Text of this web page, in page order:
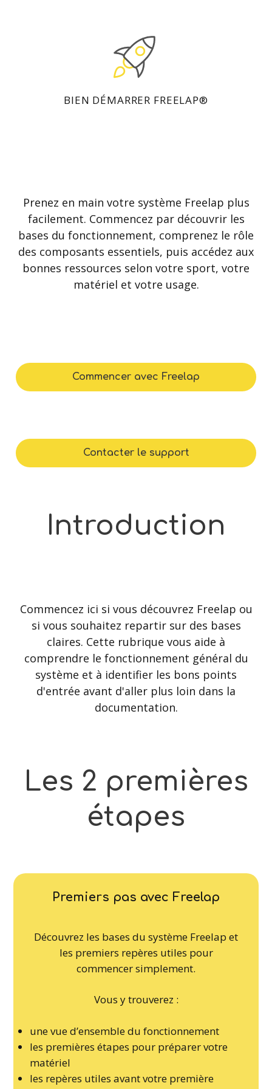
BIEN DÉMARRER FREELAP®
Prenez en main votre système Freelap plus
facilement. Commencez par découvrir les
bases du fonctionnement, comprenez le rôle
des composants essentiels, puis accédez aux
bonnes ressources selon votre sport, votre
matériel et votre usage.
Commencer avec Freelap
Contacter le support
Introduction
Commencez ici si vous découvrez Freelap ou
si vous souhaitez repartir sur des bases
claires. Cette rubrique vous aide à
comprendre le fonctionnement général du
système et à identifier les bons points
d'entrée avant d'aller plus loin dans la
documentation.
Les 2 premières
étapes
Premiers pas avec Freelap
Découvrez les bases du système Freelap et
les premiers repères utiles pour
commencer simplement.
Vous y trouverez :
une vue d’ensemble du fonctionnement
les premières étapes pour préparer votre
matériel
les repères utiles avant votre première